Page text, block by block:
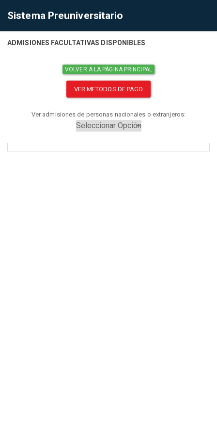
Sistema Preuniversitario
ADMISIONES FACULTATIVAS DISPONIBLES
VOLVER A LA PÁGINA PRINCIPAL
VER METODOS DE PAGO
Ver admisiones de personas nacionales o extranjeros: